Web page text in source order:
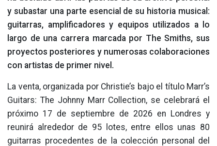
y subastar una parte esencial de su historia musical:
guitarras, amplificadores y equipos utilizados a lo
largo de una carrera marcada por The Smiths, sus
proyectos posteriores y numerosas colaboraciones
con artistas de primer nivel.
La venta, organizada por Christie’s bajo el título Marr’s
Guitars: The Johnny Marr Collection, se celebrará el
próximo 17 de septiembre de 2026 en Londres y
reunirá alrededor de 95 lotes, entre ellos unas 80
guitarras procedentes de la colección personal del